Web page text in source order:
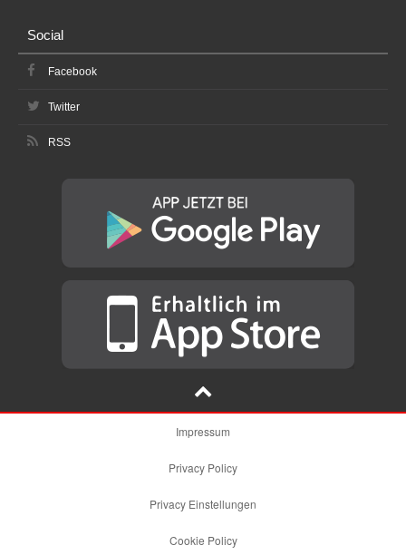
Social
Facebook
Twitter
RSS
Impressum
Privacy Policy
Privacy Einstellungen
Cookie Policy